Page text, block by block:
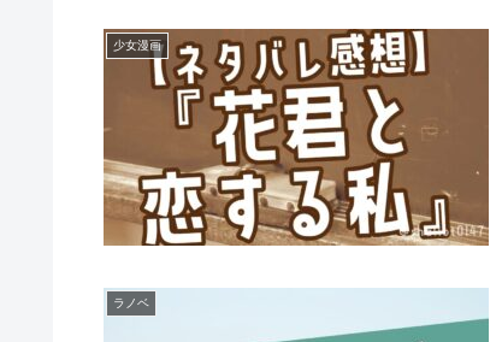
少女漫画
ラノベ